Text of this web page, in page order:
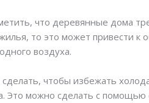
что деревянные дома
то это может привести
воздуха.
чтобы избежать
Это можно сделать с